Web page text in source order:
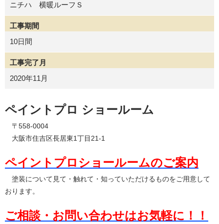
ニチハ 横暖ルーフＳ
工事期間
10日間
工事完了月
2020年11月
ペイントプロ ショールーム
〒558-0004
大阪市住吉区長居東1丁目21-1
ペイントプロショールームのご案内
塗装について見て・触れて・知っていただけるものをご用意して
おります。
ご相談・お問い合わせはお気軽に！！